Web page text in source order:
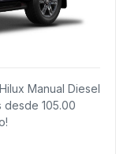
Manual Diesel
105.00